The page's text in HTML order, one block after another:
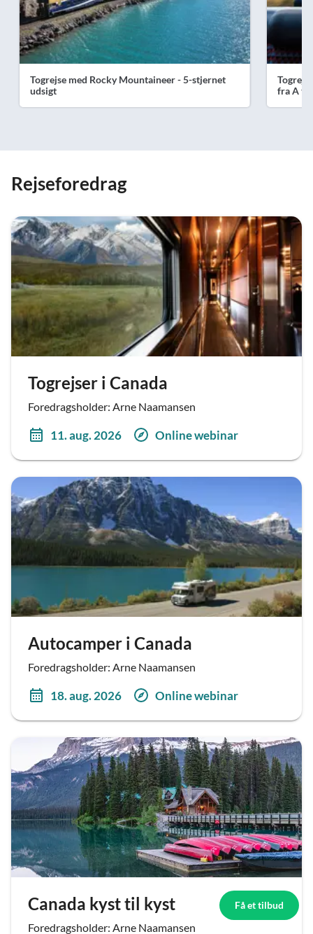
Få et tilbud
Togrejse med Rocky Mountaineer - 5-stjernet
udsigt
fra A til
Rejseforedrag
Togrejser i Canada
Foredragsholder: Arne Naamansen
11. aug. 2026 Online webinar
Autocamper i Canada
Foredragsholder: Arne Naamansen
18. aug. 2026 Online webinar
Canada kyst til kyst
Foredragsholder: Arne Naamansen